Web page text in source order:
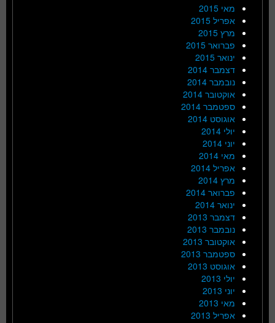
מאי 2015
אפריל 2015
מרץ 2015
פברואר 2015
ינואר 2015
דצמבר 2014
נובמבר 2014
אוקטובר 2014
ספטמבר 2014
אוגוסט 2014
יולי 2014
יוני 2014
מאי 2014
אפריל 2014
מרץ 2014
פברואר 2014
ינואר 2014
דצמבר 2013
נובמבר 2013
אוקטובר 2013
ספטמבר 2013
אוגוסט 2013
יולי 2013
יוני 2013
מאי 2013
אפריל 2013